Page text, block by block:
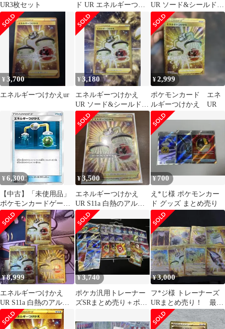
UR3枚セット
ド UR エネルギーつけ
かえ レベルボール 2枚
セット
UR ソード&シールド
強化拡張パック 白熱の
アルカナ キ…
¥3,700
エネルギーつけかえur
¥3,180
エネルギーつけかえ
UR ソード&シールド
強化拡張パック 白熱の
アルカナ キ…
¥2,999
ポケモンカード エネ
ルギーつけかえ UR
¥6,300
【中古】「未使用品」
ポケモンカードゲー
ム/PK-SM11a-051 エネ
ルギーつけかえ U
¥3,500
エネルギーつけかえ
UR S11a 白熱のアルカ
ナ 093/068
¥700
え*じ様 ポケモンカー
ド グッズ まとめ売り
¥8,999
エネルギーつけかえ
UR S11a 白熱のアルカ
ナ 093/068 3枚セット
¥3,740
ポケカ汎用トレーナー
ズSRまとめ売り＋ポケ
付き
¥3,000
フ*ジ様 トレーナーズ
URまとめ売り！ 最安
値！！！